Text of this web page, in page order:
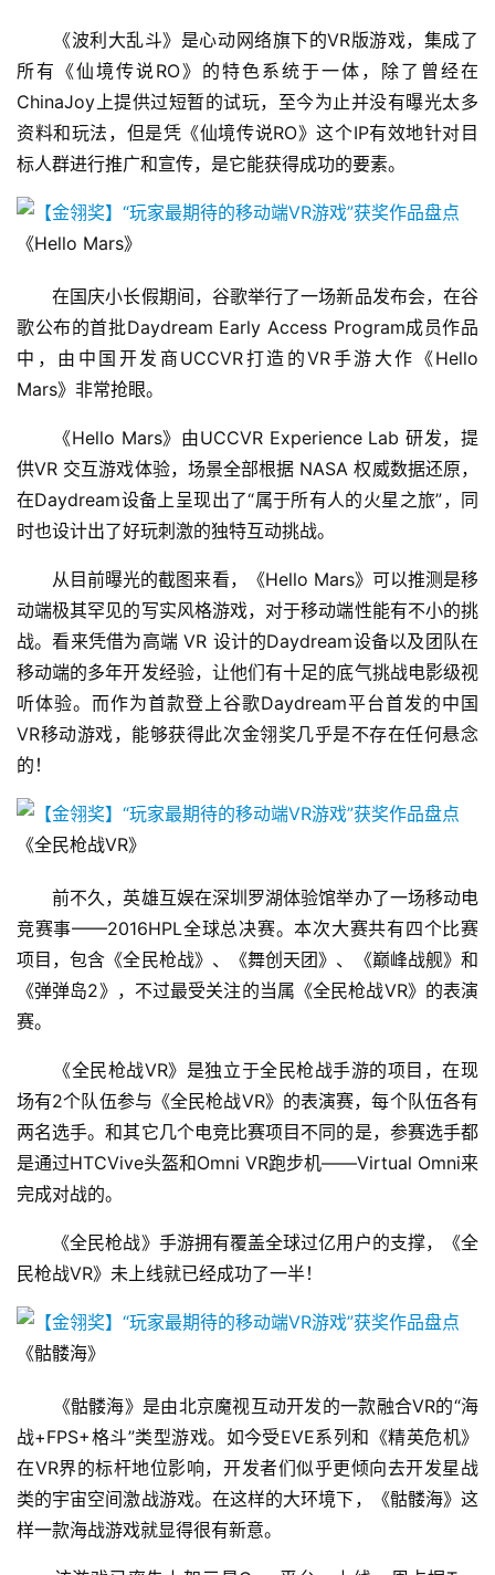
首
页
游
茶
原
创
业
界
手
戏
单
机
休
闲
游
2
0
2
5
《波利大乱斗》是心动网络旗下的VR版游戏，集成了
所有《仙境传说RO》的特色系统于一体，除了曾经在
ChinaJoy上提供过短暂的试玩，至今为止并没有曝光太多
资料和玩法，但是凭《仙境传说RO》这个IP有效地针对目
标人群进行推广和宣传，是它能获得成功的要素。
《Hello Mars》
在国庆小长假期间，谷歌举行了一场新品发布会，在谷
歌公布的首批Daydream Early Access Program成员作品
中，由中国开发商UCCVR打造的VR手游大作《Hello
Mars》非常抢眼。
《Hello Mars》由UCCVR Experience Lab 研发，提
供VR 交互游戏体验，场景全部根据 NASA 权威数据还原，
在Daydream设备上呈现出了“属于所有人的火星之旅”，同
时也设计出了好玩刺激的独特互动挑战。
从目前曝光的截图来看，《Hello Mars》可以推测是移
动端极其罕见的写实风格游戏，对于移动端性能有不小的挑
战。看来凭借为高端 VR 设计的Daydream设备以及团队在
移动端的多年开发经验，让他们有十足的底气挑战电影级视
听体验。而作为首款登上谷歌Daydream平台首发的中国
VR移动游戏，能够获得此次金翎奖几乎是不存在任何悬念
的！
《全民枪战VR》
前不久，英雄互娱在深圳罗湖体验馆举办了一场移动电
竞赛事——2016HPL全球总决赛。本次大赛共有四个比赛
项目，包含《全民枪战》、《舞创天团》、《巅峰战舰》和
《弹弹岛2》，不过最受关注的当属《全民枪战VR》的表演
赛。
《全民枪战VR》是独立于全民枪战手游的项目，在现
场有2个队伍参与《全民枪战VR》的表演赛，每个队伍各有
两名选手。和其它几个电竞比赛项目不同的是，参赛选手都
是通过HTCVive头盔和Omni VR跑步机——Virtual Omni来
完成对战的。
《全民枪战》手游拥有覆盖全球过亿用户的支撑，《全
民枪战VR》未上线就已经成功了一半！
《骷髅海》
《骷髅海》是由北京魔视互动开发的一款融合VR的“海
战+FPS+格斗”类型游戏。如今受EVE系列和《精英危机》
在VR界的标杆地位影响，开发者们似乎更倾向去开发星战
类的宇宙空间激战游戏。在这样的大环境下，《骷髅海》这
样一款海战游戏就显得很有新意。